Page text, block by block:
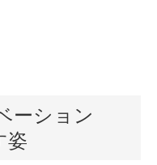
ーション
姿